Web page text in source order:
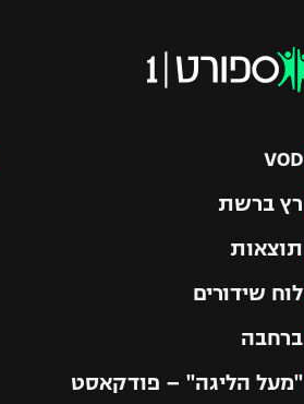
VOD
רץ ברשת
תוצאות
לוח שידורים
ברחבה
"מעל הליגה" – פודקאסט